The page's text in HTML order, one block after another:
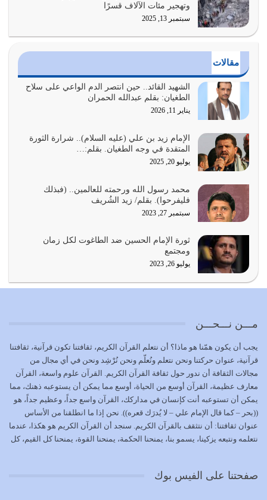
عندما يكون عدوك هو عدو الله معناه أن تكون نقاط الضعف
أراد الله لهذه الأمة ان تكون خير امة أخرجت للناس بالنهوض
بالأمر بالمعروف والنهي عن…
يوليو 25, 2026
واجتهاداتنا لأننا سنختلف ونتفرق
يوليو 24, 2026
أمة عاجزة عن النهوض…
يوليو 23, 2026
بحبل الله جميعاً وليس كل…
يوليو 22, 2026
المُلك كله لله تعالى يؤتيه من يشاء وينزعه ممن يشاء ويعز من
كل زمان…
يوليو 19, 2026
الوظيفة عبارة عن مسؤولية يجب النهوض بها كما ينبغي لكي
تتحقق الحقوق للجميع
يوليو 18, 2026
بعض صفات المتقين {الصَّابِرِينَ وَالصَّادِقِينَ وَالْقَانِتِينَ
يوليو 17, 2026
وتهجير مئات الآلاف قسرًا
سبتمبر 13, 2025
مقالات
الشهيد القائد.. حين انتصر الدم الواعي على سلاح
الطغيان: بقلم عبدالله الحمران
يناير 11, 2026
الإمام زيد بن علي (عليه السلام).. شرارة الثورة
المتقدة في وجه الطغيان. بقلم:…
يوليو 20, 2025
محمد رسول الله ورحمته للعالمين.. (فبذلك
فليفرحوا). بقلم/ زيد الشُريف
سبتمبر 27, 2023
ثورة الإمام الحسين ضد الطاغوت لكل زمان
ومجتمع
يوليو 26, 2023
مـــن نـــحـــن
يجب أن يكون همّنا هو ماذا؟ أن نتعلم القرآن الكريم، ثقافتنا تكون قرآنية، ثقافتنا
قرآنية، عنوان حركتنا ونحن نتعلم ونُعلّم ونحن نُرْشِد ونحن في أي مجال من
مجالات الثقافة أن ندور حول ثقافة القرآن الكريم. القرآن علوم واسعة، القرآن
معارف عظيمة، القرآن أوسع من الحياة، أوسع مما يمكن أن يستوعبه ذهنك، مما
يمكن أن تستوعبه أنت كإنسان في مداركك، القرآن واسع جداً، وعظيم جداً، هو
((بحر – كما قال الإمام علي – لا يُدرَك قعره)). نحن إذا ما انطلقنا من الأساس
عنوان ثقافتنا: أن نتثقف بالقرآن الكريم. سنجد أن القرآن الكريم هو هكذا، عندما
نتعلمه ونتبعه يزكينا، يسمو بنا، يمنحنا الحكمة، يمنحنا القوة، يمنحنا كل القيم، كل
بمستوى أن نثقف الآخرين بالقرآن الكريم، وأن نتثقف بثقافة القرآن الكريم
صفحتنا على الفيس بوك